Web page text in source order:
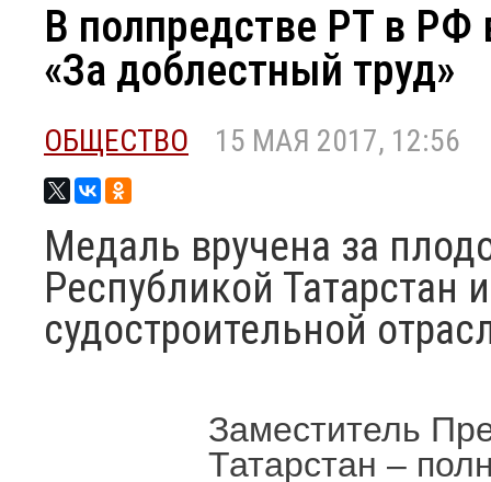
В полпредстве РТ в РФ
«За доблестный труд»
ОБЩЕСТВО 15 МАЯ 2017, 12:56
Медаль вручена за
Республикой Татарстан
судостроительной
Заместитель
Татарстан –